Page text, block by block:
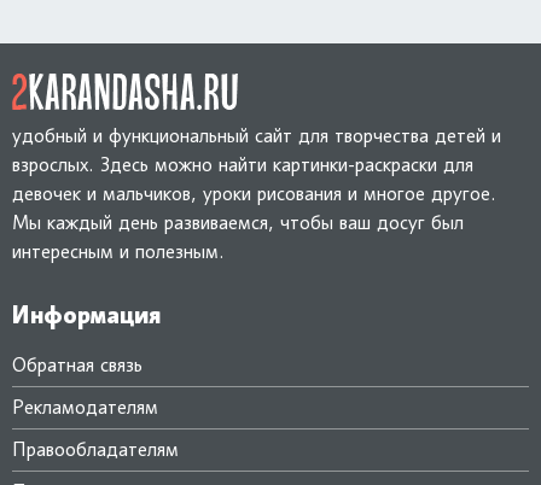
удобный и функциональный сайт для творчества детей и
взрослых. Здесь можно найти картинки-раскраски для
девочек и мальчиков, уроки рисования и многое другое.
Мы каждый день развиваемся, чтобы ваш досуг был
интересным и полезным.
Информация
Обратная связь
Рекламодателям
Правообладателям